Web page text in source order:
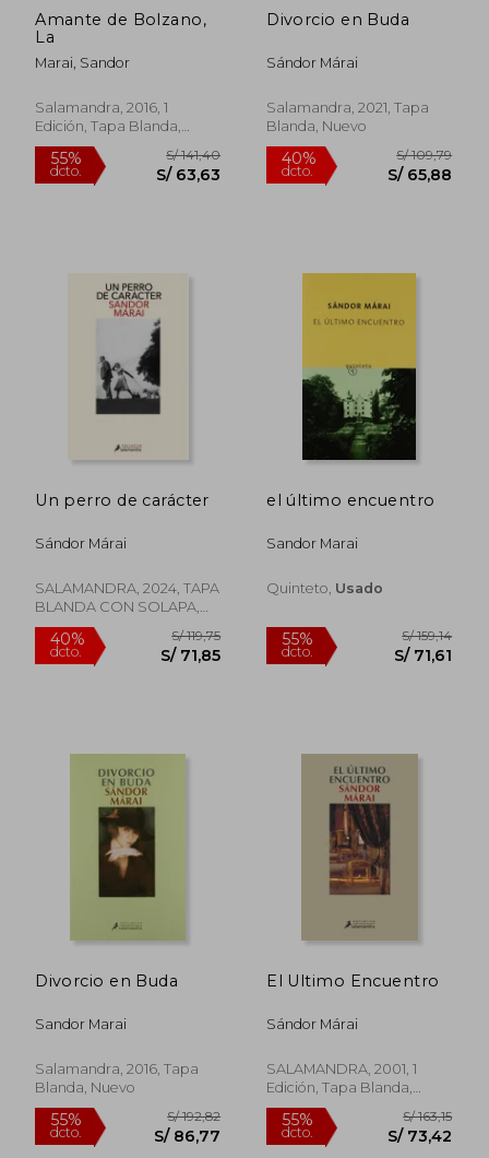
40% S/ 126,09 55% S/
40%
dcto.
Amante de Bolzano,
La
Marai, Sandor
Salamandra, 2016, 1
Edición, Tapa Blanda,
Nuevo
Divorcio en Buda
Sándor Márai
Salamandra, 2021, Tapa
Blanda, Nuevo
Un perro de carácter
Sándor Márai
SALAMANDRA, 2024, TAPA
BLANDA CON SOLAPA,
Nuevo
el último encuentro
Sandor Marai
Quinteto, Usado
Divorcio en Buda
Sandor Marai
Salamandra, 2016, Tapa
Blanda, Nuevo
El Ultimo Encuentro
Sándor Márai
SALAMANDRA, 2001, 1
Edición, Tapa Blanda,
Usado